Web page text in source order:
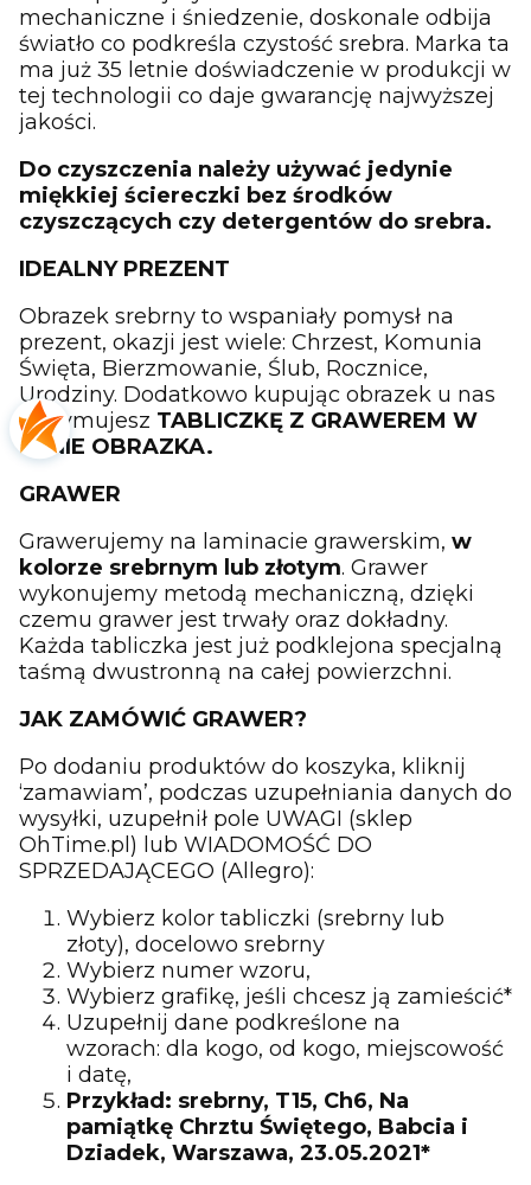
mechaniczne i śniedzenie, doskonale odbija
światło co podkreśla czystość srebra. Marka ta
ma już 35 letnie doświadczenie w produkcji w
tej technologii co daje gwarancję najwyższej
jakości.
Do czyszczenia należy używać jedynie
miękkiej ściereczki bez środków
czyszczących czy detergentów do srebra.
IDEALNY PREZENT
Obrazek srebrny to wspaniały pomysł na
prezent, okazji jest wiele: Chrzest, Komunia
Święta, Bierzmowanie, Ślub, Rocznice,
Urodziny. Dodatkowo kupując obrazek u nas
otrzymujesz TABLICZKĘ Z GRAWEREM W
CENIE OBRAZKA.
GRAWER
Grawerujemy na laminacie grawerskim, w
kolorze srebrnym lub złotym. Grawer
wykonujemy metodą mechaniczną, dzięki
czemu grawer jest trwały oraz dokładny.
Każda tabliczka jest już podklejona specjalną
taśmą dwustronną na całej powierzchni.
JAK ZAMÓWIĆ GRAWER?
Po dodaniu produktów do koszyka, kliknij
‘zamawiam’, podczas uzupełniania danych do
wysyłki, uzupełnił pole UWAGI (sklep
OhTime.pl) lub WIADOMOŚĆ DO
SPRZEDAJĄCEGO (Allegro):
Wybierz kolor tabliczki (srebrny lub
złoty), docelowo srebrny
Wybierz numer wzoru,
Wybierz grafikę, jeśli chcesz ją zamieścić*
Uzupełnij dane podkreślone na
wzorach: dla kogo, od kogo, miejscowość
i datę,
Przykład: srebrny, T15, Ch6, Na
pamiątkę Chrztu Świętego, Babcia i
Dziadek, Warszawa, 23.05.2021*